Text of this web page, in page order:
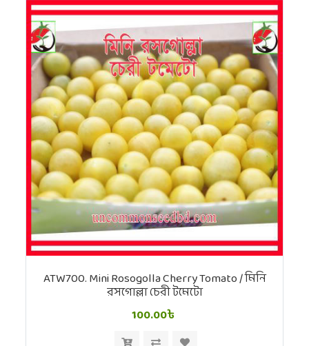
ATW700. Mini Rosogolla Cherry Tomato / মিনি
রসগোল্লা চেরী টমেটো
100.00৳